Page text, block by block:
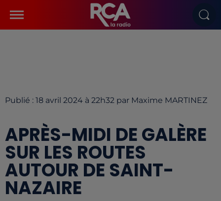
Publié : 18 avril 2024 à 22h32 par Maxime MARTINEZ
APRÈS-MIDI DE GALÈRE
SUR LES ROUTES
AUTOUR DE SAINT-
NAZAIRE